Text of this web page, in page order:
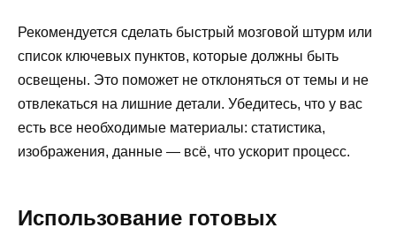
Рекомендуется сделать быстрый мозговой штурм или
список ключевых пунктов, которые должны быть
освещены. Это поможет не отклоняться от темы и не
отвлекаться на лишние детали. Убедитесь, что у вас
есть все необходимые материалы: статистика,
изображения, данные — всё, что ускорит процесс.
Использование готовых